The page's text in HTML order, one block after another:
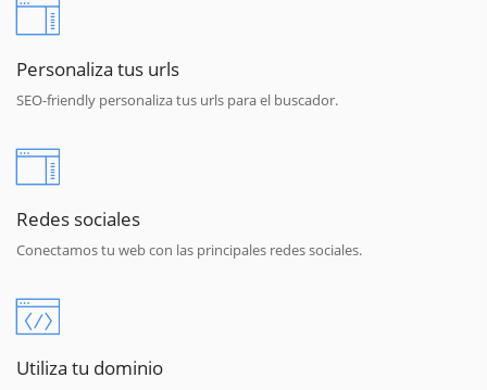
Personaliza tus urls
SEO-friendly personaliza tus urls para el buscador.
Redes sociales
Conectamos tu web con las principales redes sociales.
Utiliza tu dominio